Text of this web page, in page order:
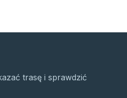
trasę i sprawdzić